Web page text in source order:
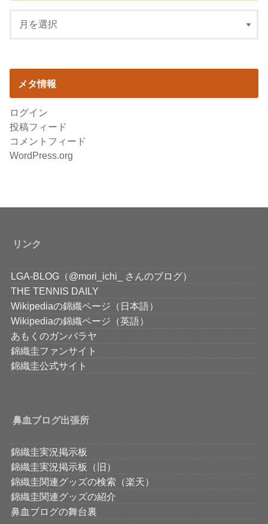
メタ情報
ログイン
投稿フィード
コメントフィード
WordPress.org
リンク
LGA-BLOG（@mori_ichi_ さんのブログ）
THE TENNIS DAILY
Wikipediaの錦織ページ（日本語）
Wikipediaの錦織ページ（英語）
あもくのガンバラヤ
錦織圭ファンサイト
錦織圭公式サイト
鼻血ブログ出張所
錦織圭実況掲示板
錦織圭実況掲示板（旧）
錦織圭関連グッズの検索（楽天）
錦織圭関連グッズの紹介
鼻血ブログの舞台裏